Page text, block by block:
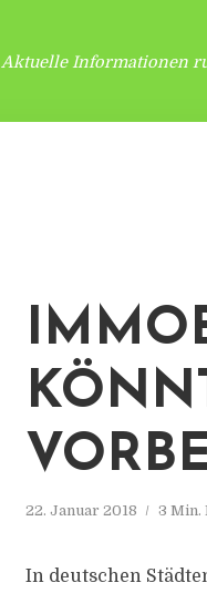
Aktuelle Informationen
22. Januar 2018 3 Min.
In deutschen